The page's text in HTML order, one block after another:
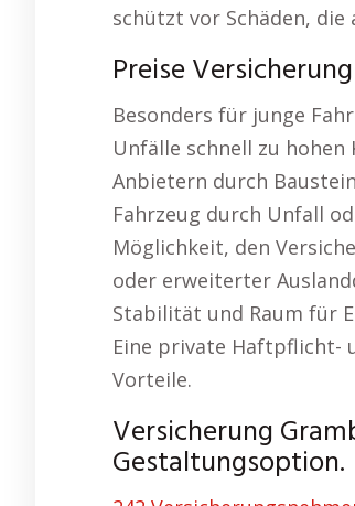
schützt vor Schäden,
Preise
Besonders für junge
Unfälle schnell zu hohen
Anbietern durch
Fahrzeug durch Unfall
Möglichkeit, den
oder erweiterter
Stabilität und Raum für
Eine private Haftpflicht-
Vorteile.
Versicherung
Gestaltungsoption.